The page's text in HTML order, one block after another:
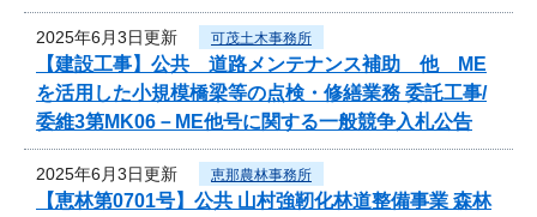
2025年6月3日更新 可茂土木事務所
【建設工事】公共 道路メンテナンス補助 他 ME
を活用した小規模橋梁等の点検・修繕業務 委託工事/
委維3第MK06－ME他号に関する一般競争入札公告
2025年6月3日更新 恵那農林事務所
【恵林第0701号】公共 山村強靭化林道整備事業 森林